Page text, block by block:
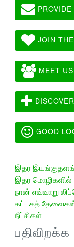
JOIN
MEET
GOOD
இதர
இதர மொழிகளில்
நான் எவ்வாறு
கட்டகத்
நீட்சிகள்
பதிவிறக்க